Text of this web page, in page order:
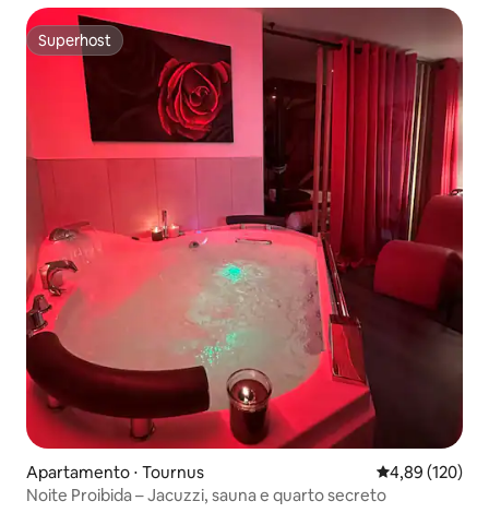
Superhost
Superhost
Apartamento ⋅ Tournus 4,89 de uma
4,89 (120)
Noite Proibida – Jacuzzi, sauna e quarto secreto